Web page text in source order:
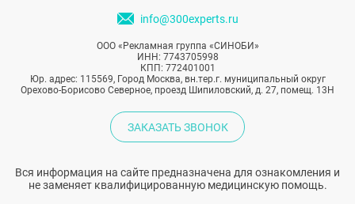
info@300experts.ru
ООО «Рекламная группа «СИНОБИ»
ИНН: 7743705998
КПП: 772401001
Юр. адрес: 115569, Город Москва, вн.тер.г. муниципальный округ
Орехово-Борисово Северное, проезд Шипиловский, д. 27, помещ. 13Н
ЗАКАЗАТЬ ЗВОНОК
Вся информация на сайте предназначена для ознакомления и
не заменяет квалифицированную медицинскую помощь.